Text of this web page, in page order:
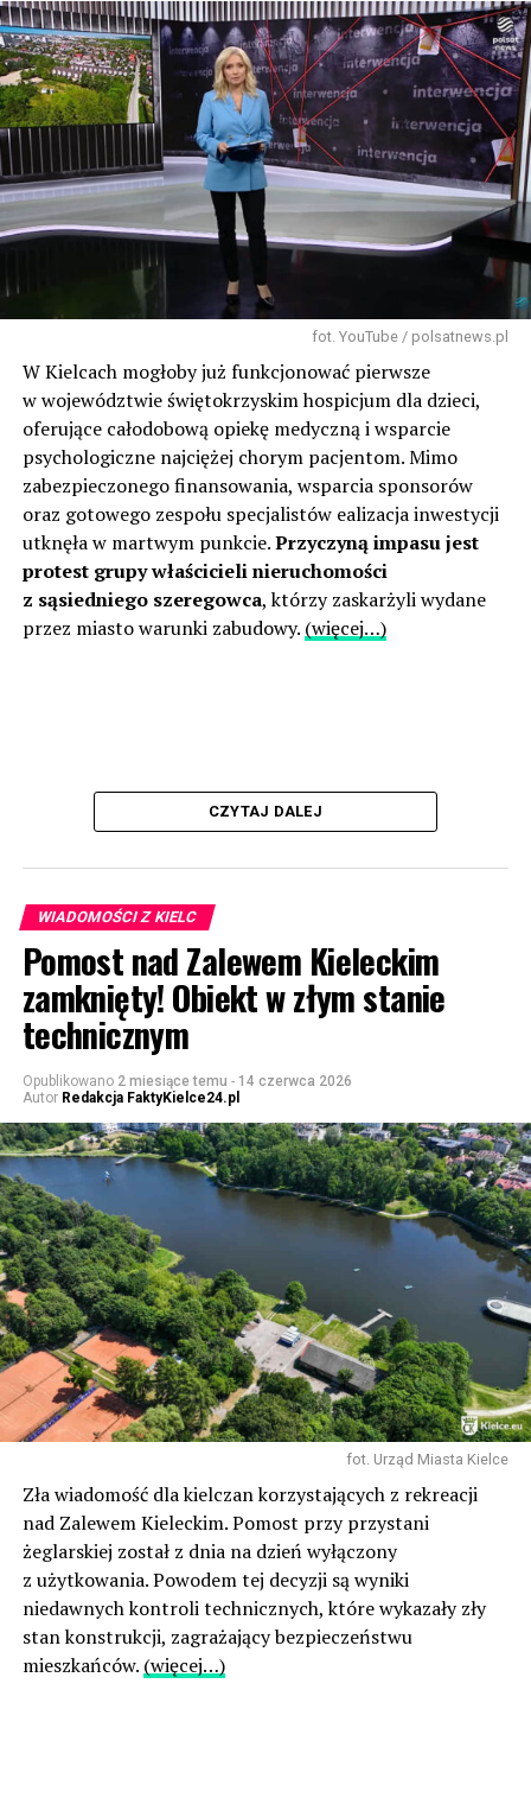
fot. YouTube / polsatnews.pl
W Kielcach mogłoby już funkcjonować pierwsze
w województwie świętokrzyskim hospicjum dla dzieci,
oferujące całodobową opiekę medyczną i wsparcie
psychologiczne najciężej chorym pacjentom. Mimo
zabezpieczonego finansowania, wsparcia sponsorów
oraz gotowego zespołu specjalistów ealizacja inwestycji
utknęła w martwym punkcie.Przyczyną impasu jest
protest grupy właścicieli nieruchomości
z sąsiedniego szeregowca, którzy zaskarżyli wydane
przez miasto warunki zabudowy. (więcej…)
CZYTAJ DALEJ
WIADOMOŚCI Z KIELC
Pomost nad Zalewem Kieleckim
zamknięty! Obiekt w złym stanie
technicznym
Opublikowano 2 miesiące temu - 14 czerwca 2026
Autor Redakcja FaktyKielce24.pl
fot. Urząd Miasta Kielce
Zła wiadomość dla kielczan korzystających z rekreacji
nad Zalewem Kieleckim. Pomost przy przystani
żeglarskiej został z dnia na dzień wyłączony
z użytkowania. Powodem tej decyzji są wyniki
niedawnych kontroli technicznych, które wykazały zły
stan konstrukcji, zagrażający bezpieczeństwu
mieszkańców. (więcej…)